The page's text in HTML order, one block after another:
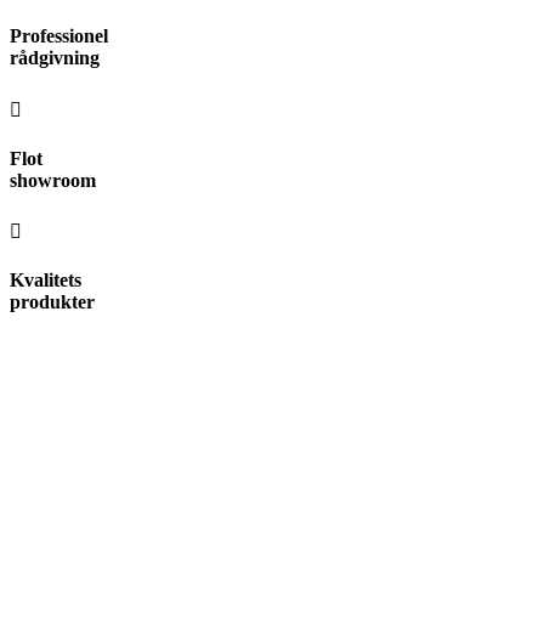
Videre
til
Professionel
rådgivning
Flot
showroom
Kvalitets
produkter